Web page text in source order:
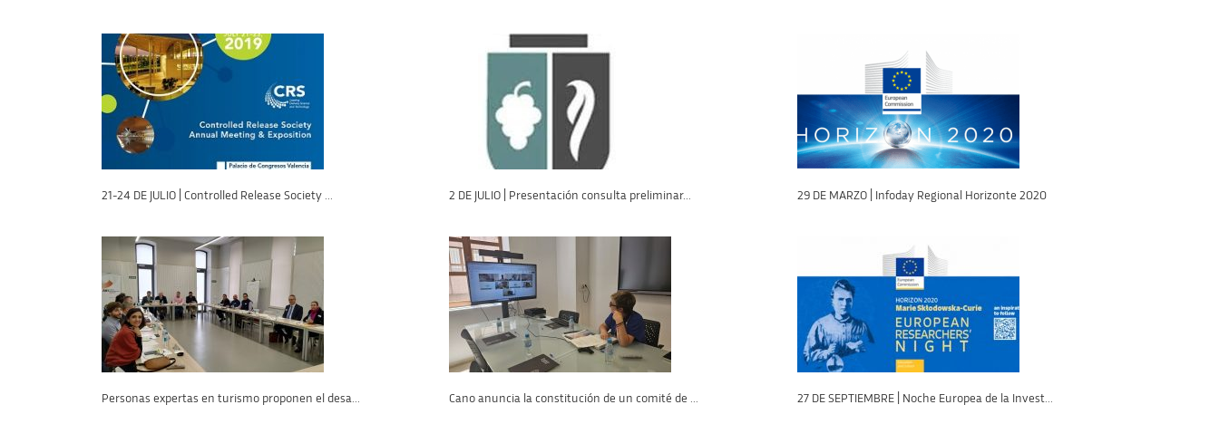
21-24 DE JULIO | Controlled Release Society ... 2 DE JULIO | Presentación consulta preliminar... 29 DE MARZO | Infoday Regional Horizonte 2020
Personas expertas en turismo proponen el desa... Cano anuncia la constitución de un comité de ... 27 DE SEPTIEMBRE | Noche Europea de la Invest...